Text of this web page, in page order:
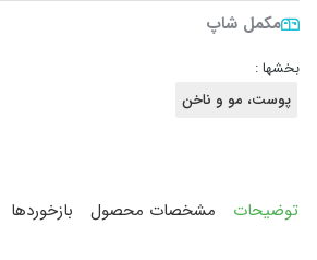
مکمل شاپ
بخشها :
پوست، مو و ناخن
توضیحات مشخصات محصول بازخوردها